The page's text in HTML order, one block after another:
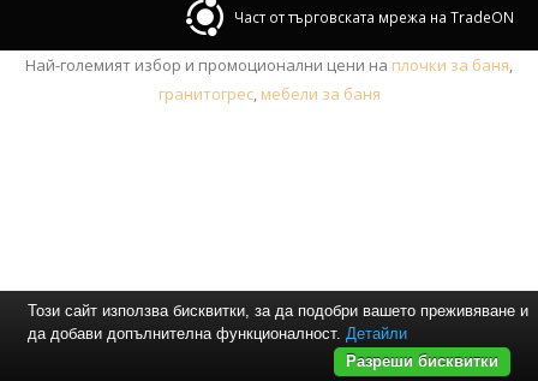
Част от търговската мрежа на TradeON
Най-големият избор и промоционални цени на плочки за баня,
гранитогрес, мебели за баня
Този сайт използва бисквитки, за да подобри вашето преживяване и
да добави допълнителна функционалност. Детайли
Разреши бисквитки